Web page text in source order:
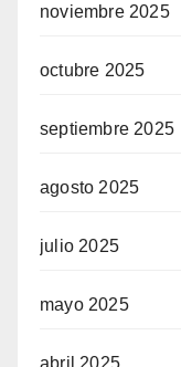
noviembre 2025
octubre 2025
septiembre 2025
agosto 2025
julio 2025
mayo 2025
abril 2025